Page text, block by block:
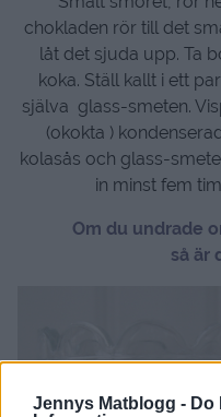
Jennys Matblogg - Do
chokladen rör till det
låt det sjuda upp. Ta
koka. Ställ kallt i ett
själva glass-smeten.
(okokta )
kolasås och glass-
in minst fem
Om du undrade
så är